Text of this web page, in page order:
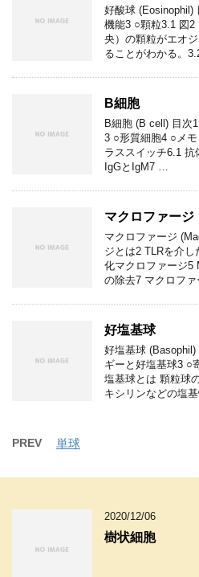
好酸球 (Eosinophil)
機能3 ○顆粒3.1 図
央）の顆粒がエオ
ることがわかる。
B細胞
B細胞 (B cell) 目次
3 ○形質細胞4 ○メ
ラススイッチ6.1
IgGとIgM7 …
マクロファージ
マクロファージ
ジとは2 TLRを介
化マクロファージ5
の除去7 マクロフ
好塩基球
好塩基球
ギーと好塩基球3 ○
塩基球とは 顆粒球
キシリンなどの塩
PREV 単球
2020/12/06
樹状細胞